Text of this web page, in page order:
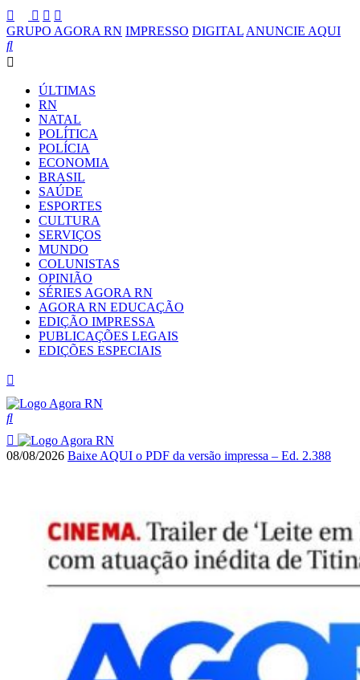
GRUPO AGORA RN IMPRESSO DIGITAL ANUNCIE AQUI
ÚLTIMAS
RN
NATAL
POLÍTICA
POLÍCIA
ECONOMIA
BRASIL
SAÚDE
ESPORTES
CULTURA
SERVIÇOS
MUNDO
COLUNISTAS
OPINIÃO
SÉRIES AGORA RN
AGORA RN EDUCAÇÃO
EDIÇÃO IMPRESSA
PUBLICAÇÕES LEGAIS
EDIÇÕES ESPECIAIS
08/08/2026 Baixe AQUI o PDF da versão impressa – Ed. 2.388